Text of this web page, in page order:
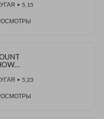
шоу с
• 5,15
-
везде!
• 5,23